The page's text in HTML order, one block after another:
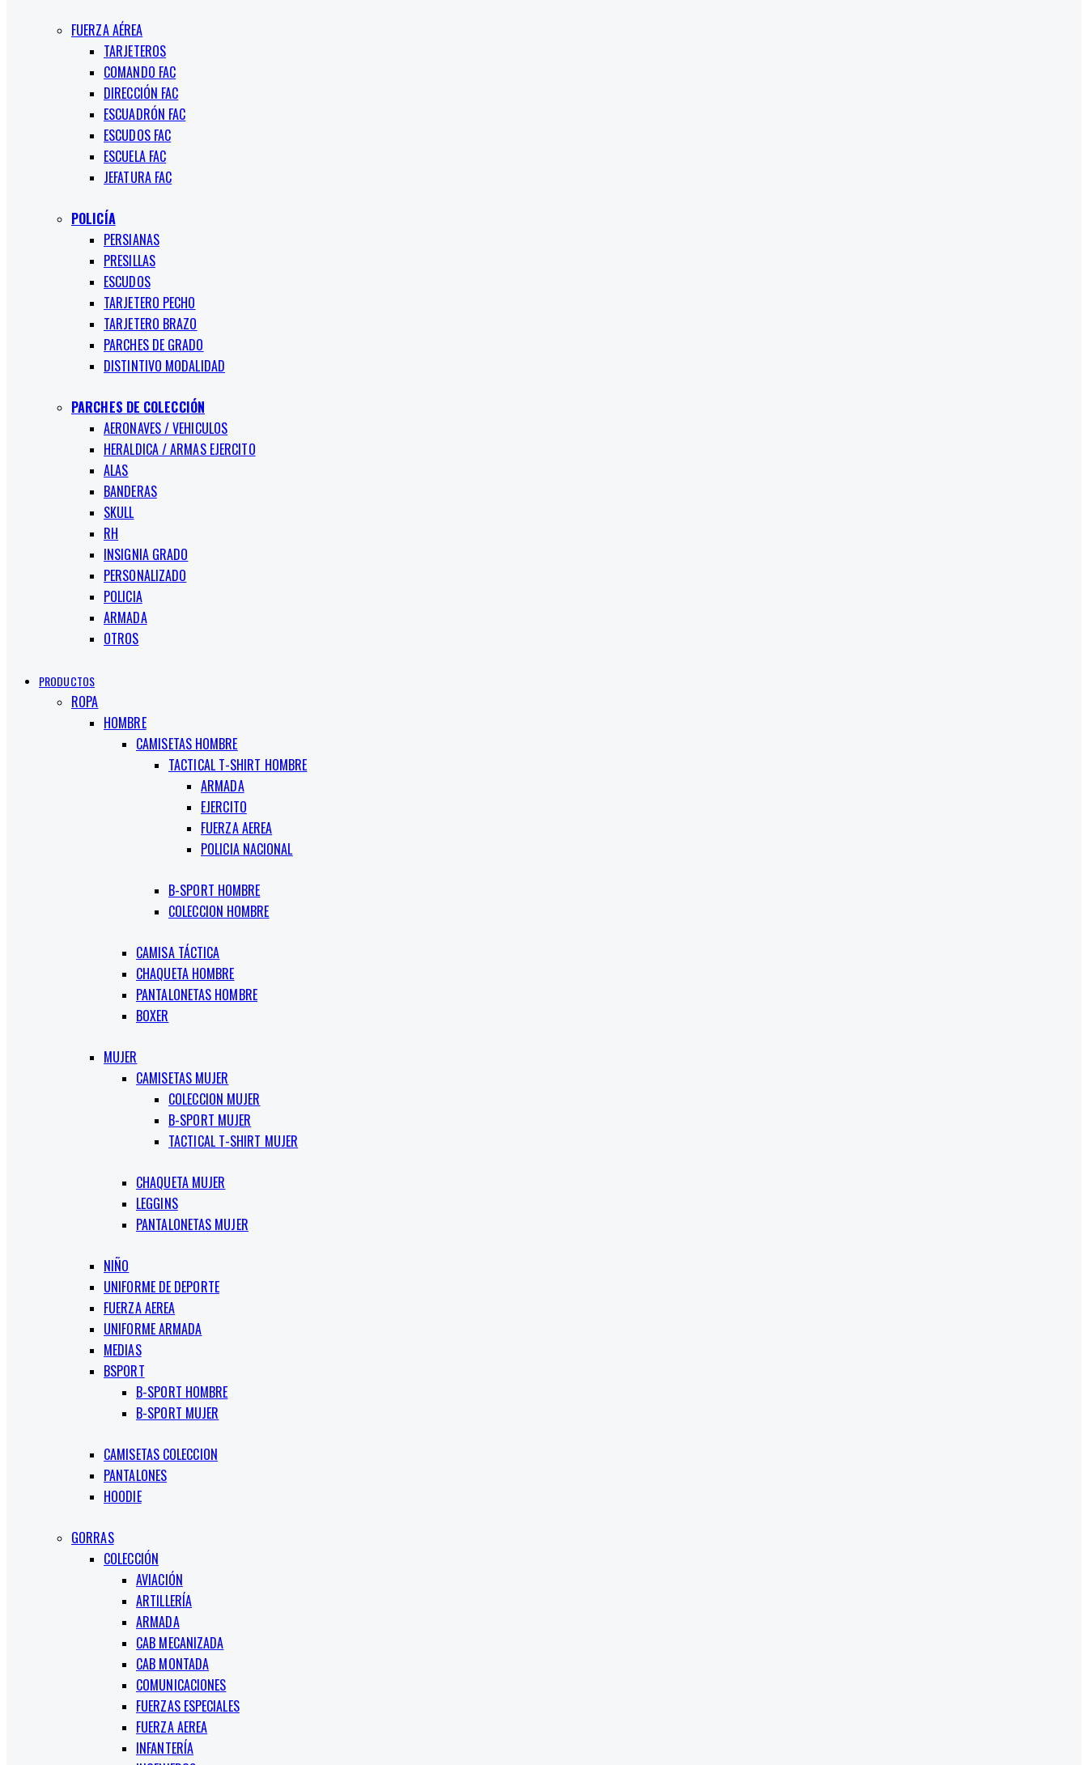
FUERZA AÉREA
TARJETEROS
COMANDO FAC
DIRECCIÓN FAC
ESCUADRÓN FAC
ESCUDOS FAC
ESCUELA FAC
JEFATURA FAC
POLICÍA
PERSIANAS
PRESILLAS
ESCUDOS
TARJETERO PECHO
TARJETERO BRAZO
PARCHES DE GRADO
DISTINTIVO MODALIDAD
PARCHES DE COLECCIÓN
AERONAVES / VEHICULOS
HERALDICA / ARMAS EJERCITO
ALAS
BANDERAS
SKULL
RH
INSIGNIA GRADO
PERSONALIZADO
POLICIA
ARMADA
OTROS
PRODUCTOS
ROPA
HOMBRE
CAMISETAS HOMBRE
TACTICAL T-SHIRT HOMBRE
ARMADA
EJERCITO
FUERZA AEREA
POLICIA NACIONAL
B-SPORT HOMBRE
COLECCION HOMBRE
CAMISA TÁCTICA
CHAQUETA HOMBRE
PANTALONETAS HOMBRE
BOXER
MUJER
CAMISETAS MUJER
COLECCION MUJER
B-SPORT MUJER
TACTICAL T-SHIRT MUJER
CHAQUETA MUJER
LEGGINS
PANTALONETAS MUJER
NIÑO
UNIFORME DE DEPORTE
FUERZA AEREA
UNIFORME ARMADA
MEDIAS
BSPORT
B-SPORT HOMBRE
B-SPORT MUJER
CAMISETAS COLECCION
PANTALONES
HOODIE
GORRAS
COLECCIÓN
AVIACIÓN
ARTILLERÍA
ARMADA
CAB MECANIZADA
CAB MONTADA
COMUNICACIONES
FUERZAS ESPECIALES
FUERZA AEREA
INFANTERÍA